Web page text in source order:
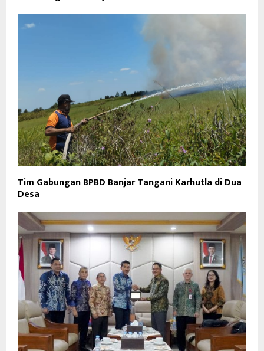
Tim Gabungan BPBD Banjar Tangani Karhutla di Dua
Desa